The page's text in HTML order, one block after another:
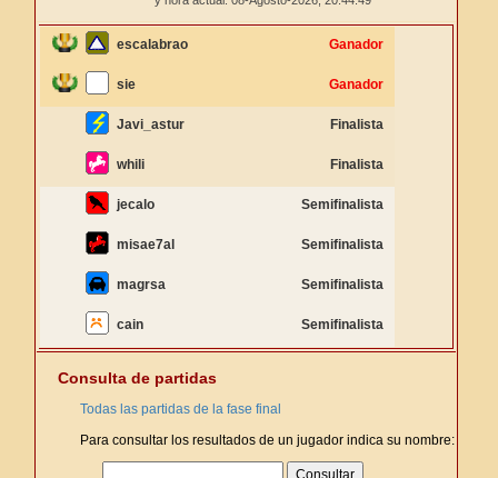
escalabrao Ganador
sie Ganador
Javi_astur Finalista
whili Finalista
jecalo Semifinalista
misae7al Semifinalista
magrsa Semifinalista
cain Semifinalista
Consulta de partidas
Todas las partidas de la fase final
Para consultar los resultados de un jugador indica su nombre: